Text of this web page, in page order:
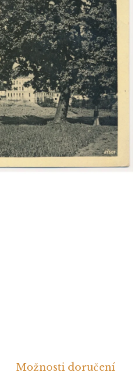
Možnosti doručení